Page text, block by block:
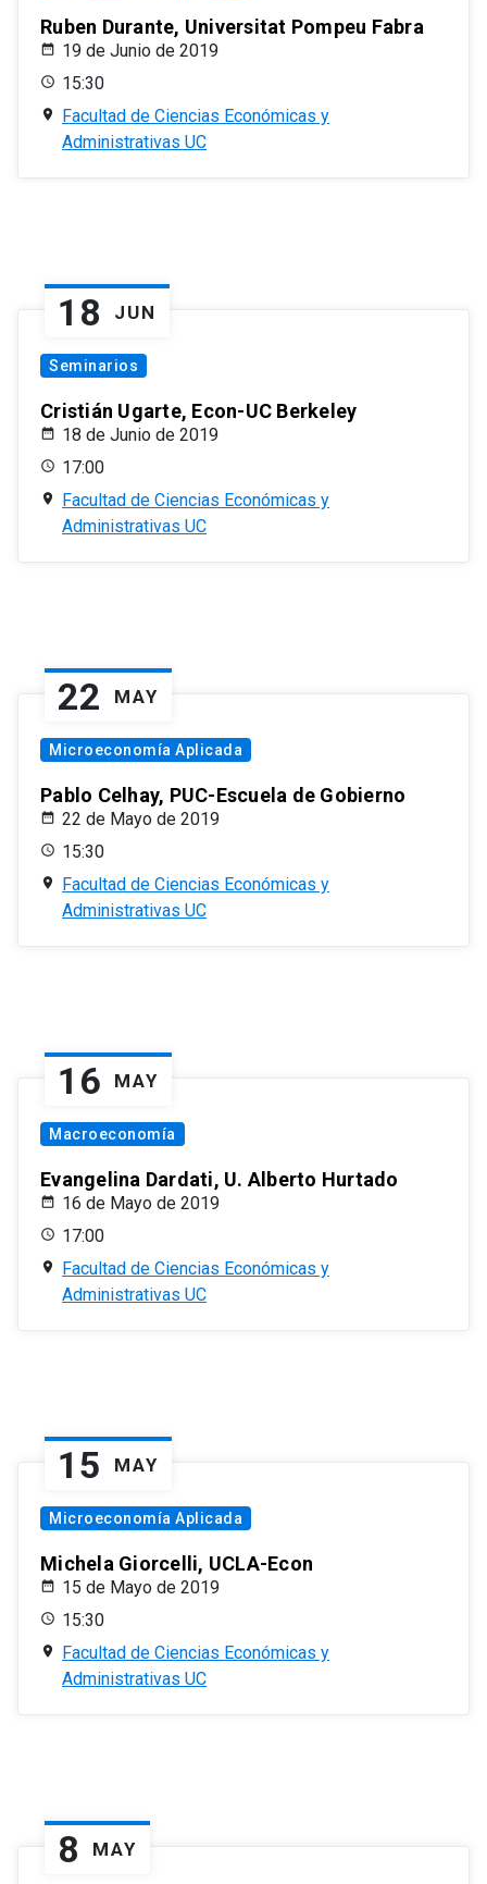
Ruben Durante, Universitat Pompeu Fabra
19 de Junio de 2019
15:30
Facultad de Ciencias Económicas y
Administrativas UC
18 JUN
Seminarios
Cristián Ugarte, Econ-UC Berkeley
18 de Junio de 2019
17:00
Facultad de Ciencias Económicas y
Administrativas UC
22 MAY
Microeconomía Aplicada
Pablo Celhay, PUC-Escuela de Gobierno
22 de Mayo de 2019
15:30
Facultad de Ciencias Económicas y
Administrativas UC
16 MAY
Macroeconomía
Evangelina Dardati, U. Alberto Hurtado
16 de Mayo de 2019
17:00
Facultad de Ciencias Económicas y
Administrativas UC
15 MAY
Microeconomía Aplicada
Michela Giorcelli, UCLA-Econ
15 de Mayo de 2019
15:30
Facultad de Ciencias Económicas y
Administrativas UC
8 MAY